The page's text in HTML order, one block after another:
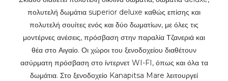
πολυτελή δωμάτια superior deluxe καθώς επίσης και
πολυτελή σουίτες ενός και δύο δωματίων, με όλες τις
μοντέρνες ανέσεις, πρόσβαση στην παραλία Τζανεριά και
θέα στο Αιγαίο. Οι χώροι του ξενοδοχείου διαθέτουν
ασύρματη πρόσβαση στο ίντερνετ WI-FI, όπως και όλα τα
δωμάτια. Στο ξενοδοχείο Kanapitsa Mare λειτουργεί